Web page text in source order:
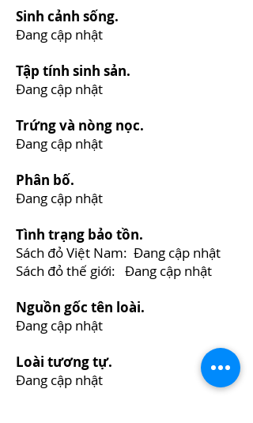
Sinh cảnh sống.
Đang cập nhật
Tập tính sinh sản.
Đang cập nhật
Trứng và nòng nọc.
Đang cập nhật
Phân bố.
Đang cập nhật
Tình trạng bảo tồn.
Sách đỏ Việt Nam: Đang cập nhật
Sách đỏ thế giới: Đang cập nhật
Nguồn gốc tên loài.
Đang cập nhật
Loài tương tự.
Đang cập nhật